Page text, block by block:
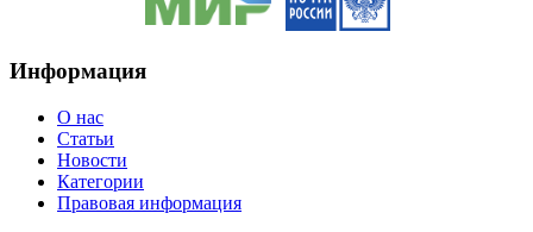
Информация
O нас
Статьи
Новости
Категории
Правовая информация